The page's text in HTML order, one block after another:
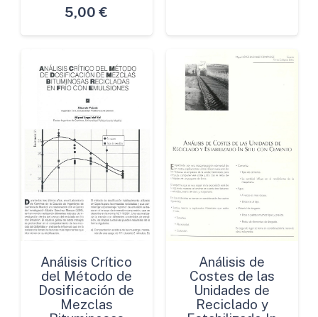
5,00 €
Análisis Crítico
del Método de
Dosificación de
Mezclas
Análisis de
Costes de las
Unidades de
Reciclado y